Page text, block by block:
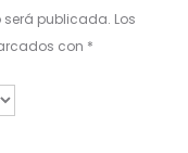
será publicada. Los
con *